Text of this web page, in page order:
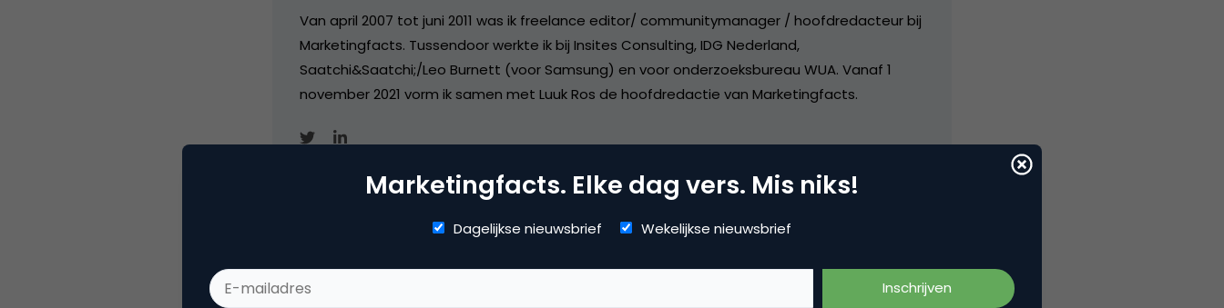
Van april 2007 tot juni 2011 was ik freelance editor/ communitymanager / hoofdredacteur bij
Marketingfacts. Tussendoor werkte ik bij Insites Consulting, IDG Nederland,
Saatchi&Saatchi;/Leo Burnett (voor Samsung) en voor onderzoeksbureau WUA. Vanaf 1
november 2021 vorm ik samen met Luuk Ros de hoofdredactie van Marketingfacts.
Tags
Marketingfacts. Elke dag vers. Mis niks!
Dagelijkse nieuwsbrief Wekelijkse nieuwsbrief